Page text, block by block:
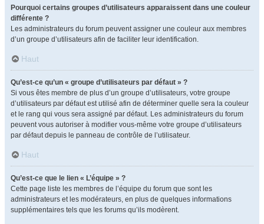
Pourquoi certains groupes d’utilisateurs apparaissent dans une couleur
différente ?
Les administrateurs du forum peuvent assigner une couleur aux membres
d’un groupe d’utilisateurs afin de faciliter leur identification.
Haut
Qu’est-ce qu’un « groupe d’utilisateurs par défaut » ?
Si vous êtes membre de plus d’un groupe d’utilisateurs, votre groupe
d’utilisateurs par défaut est utilisé afin de déterminer quelle sera la couleur
et le rang qui vous sera assigné par défaut. Les administrateurs du forum
peuvent vous autoriser à modifier vous-même votre groupe d’utilisateurs
par défaut depuis le panneau de contrôle de l’utilisateur.
Haut
Qu’est-ce que le lien « L’équipe » ?
Cette page liste les membres de l’équipe du forum que sont les
administrateurs et les modérateurs, en plus de quelques informations
supplémentaires tels que les forums qu’ils modèrent.